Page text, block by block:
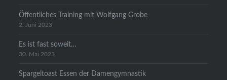
Öffentliches Training mit Wolfgang Grobe
2. Juni 2023
Es ist fast soweit…
30. Mai 2023
Spargeltoast Essen der Damengymnastik